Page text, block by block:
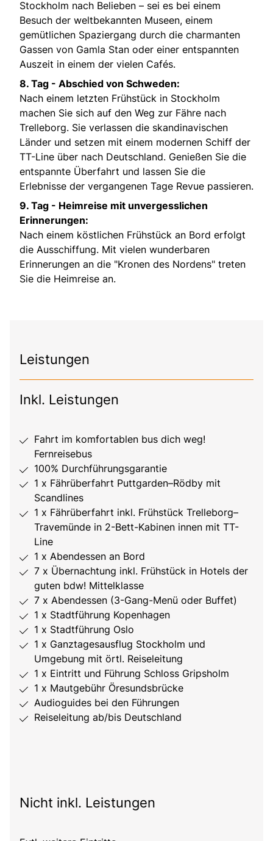
Stockholm nach Belieben – sei es bei einem
Besuch der weltbekannten Museen, einem
gemütlichen Spaziergang durch die charmanten
Gassen von Gamla Stan oder einer entspannten
Auszeit in einem der vielen Cafés.
8. Tag - Abschied von Schweden:
Nach einem letzten Frühstück in Stockholm
machen Sie sich auf den Weg zur Fähre nach
Trelleborg. Sie verlassen die skandinavischen
Länder und setzen mit einem modernen Schiff der
TT-Line über nach Deutschland. Genießen Sie die
entspannte Überfahrt und lassen Sie die
Erlebnisse der vergangenen Tage Revue passieren.
9. Tag - Heimreise mit unvergesslichen
Erinnerungen:
Nach einem köstlichen Frühstück an Bord erfolgt
die Ausschiffung. Mit vielen wunderbaren
Erinnerungen an die "Kronen des Nordens" treten
Sie die Heimreise an.
Leistungen
Inkl. Leistungen
Fahrt im komfortablen bus dich weg!
Fernreisebus
100% Durchführungsgarantie
1 x Fährüberfahrt Puttgarden–Rödby mit
Scandlines
1 x Fährüberfahrt inkl. Frühstück Trelleborg–
Travemünde in 2-Bett-Kabinen innen mit TT-
Line
1 x Abendessen an Bord
7 x Übernachtung inkl. Frühstück in Hotels der
guten bdw! Mittelklasse
7 x Abendessen (3-Gang-Menü oder Buffet)
1 x Stadtführung Kopenhagen
1 x Stadtführung Oslo
1 x Ganztagesausflug Stockholm und
Umgebung mit örtl. Reiseleitung
1 x Eintritt und Führung Schloss Gripsholm
1 x Mautgebühr Öresundsbrücke
Audioguides bei den Führungen
Reiseleitung ab/bis Deutschland
Nicht inkl. Leistungen